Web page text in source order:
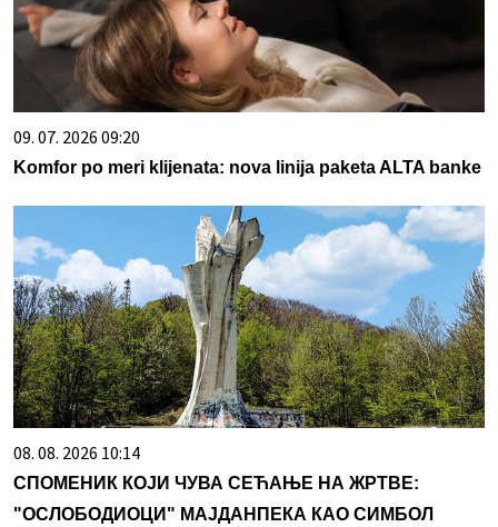
09. 07. 2026 09:20
Komfor po meri klijenata: nova linija paketa ALTA banke
08. 08. 2026 10:14
СПОМЕНИК КОЈИ ЧУВА СЕЋАЊЕ НА ЖРТВЕ:
"ОСЛОБОДИОЦИ" МАЈДАНПЕКА КАО СИМБОЛ